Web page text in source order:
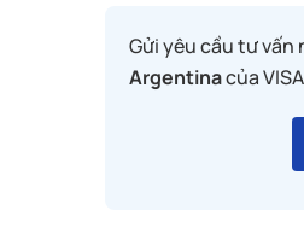
Gửi yêu cầu tư vấn
Argentinacủa